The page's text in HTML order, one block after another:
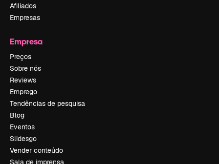
Afiliados
Empresas
Empresa
Preços
Sobre nós
Reviews
Emprego
Tendências de pesquisa
Blog
Eventos
Slidesgo
Vender conteúdo
Sala de imprensa